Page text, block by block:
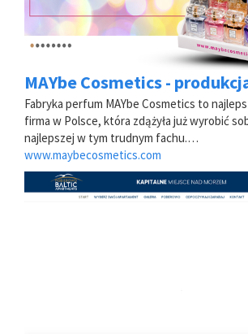
MAYbe Cosmetics -
Fabryka perfum MAYbe Cosmetics to
firma w Polsce, która zdążyła już wyrobić
najlepszej w tym trudnym fachu.…
www.maybecosmetics.com